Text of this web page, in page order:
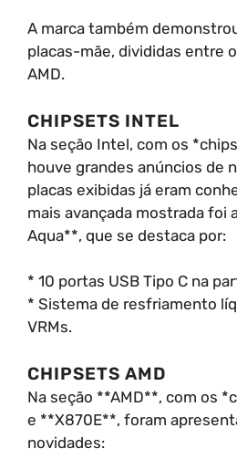
A marca também
placas-mãe, divididas entre
AMD.
CHIPSETS INTEL
Na seção Intel, com os
houve grandes anúncios de
placas exibidas já eram
mais avançada mostrada foi
Aqua**, que se destaca por:
* 10 portas USB Tipo C na
* Sistema de resfriamento
VRMs.
CHIPSETS AMD
Na seção **AMD**, com os
e **X870E**, foram
novidades: